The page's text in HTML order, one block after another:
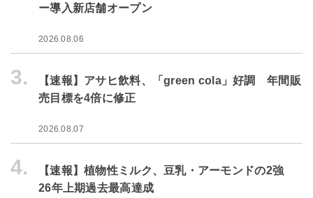
ー導入新店舗オープン
2026.08.06
3.
【速報】アサヒ飲料、「green cola」好調 年間販
売目標を4倍に修正
2026.08.07
4.
【速報】植物性ミルク、豆乳・アーモンドの2強
26年上期過去最高達成